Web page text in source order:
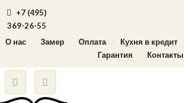
+7 (495)
369-26-55
О нас
Замер Оплата Кухня в кредит
Гарантия
Контакты